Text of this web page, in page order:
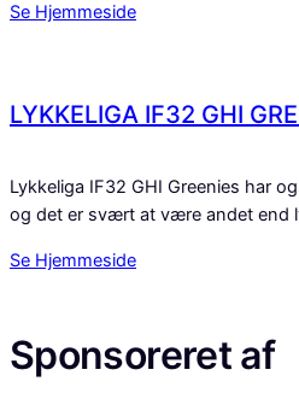
Se Hjemmeside
LYKKELIGA IF32 GHI
Lykkeliga IF32 GHI Greenies har
og det er svært at være andet end
Se Hjemmeside
Sponsoreretaf